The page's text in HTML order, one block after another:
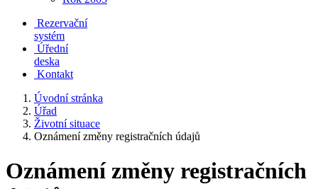
Rezervační
systém
Úřední
deska
Kontakt
Úvodní stránka
Úřad
Životní situace
Oznámení změny registračních údajů
Oznámení změny registračních